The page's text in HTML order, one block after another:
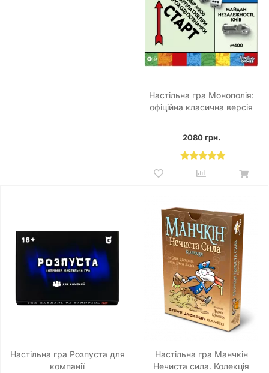
Настільна гра Монополія:
офіційна класична версія
2080 грн.
Настільна гра Розпуста для
компанії
Настільна гра Манчкін
Нечиста сила. Колекція